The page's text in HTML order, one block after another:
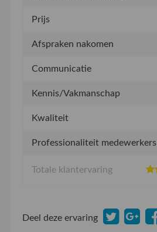
Prijs
Afspraken nakomen
Communicatie
Kennis/Vakmanschap
Kwaliteit
Professionaliteit medewerkers
Totale klantervaring
Deel deze ervaring